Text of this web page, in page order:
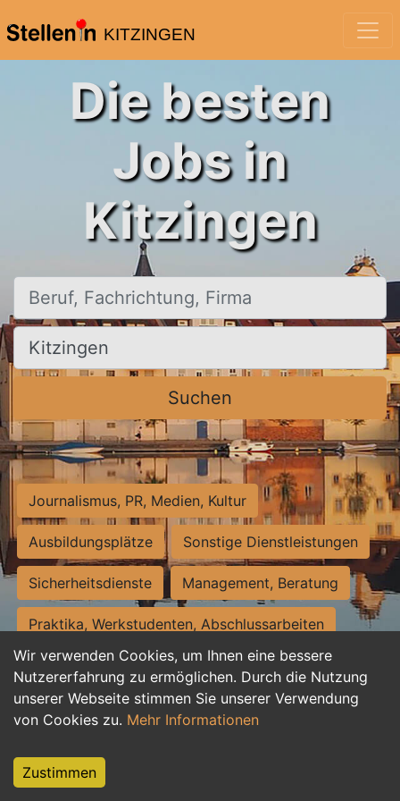
KITZINGEN
Wir verwenden Cookies, um Ihnen eine bessere
Nutzererfahrung zu ermöglichen. Durch die Nutzung
unserer Webseite stimmen Sie unserer Verwendung
von Cookies zu. Mehr Informationen
Zustimmen
Die besten
Jobs in
Kitzingen
Beruf, Fachrichtung, Firma
Ort, Stadt
Suchen
Journalismus, PR, Medien, Kultur
Ausbildungsplätze Sonstige Dienstleistungen
Sicherheitsdienste Management, Beratung
Praktika, Werkstudenten, Abschlussarbeiten
Personalwesen Assistenz, Sekretariat
Hilfskräfte, Aushilfs- und Nebenjobs
Weiterbildung, Studium, duale Ausbildung